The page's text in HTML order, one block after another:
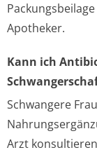
Apotheker.
Kann ich
Schwangere
Arzt